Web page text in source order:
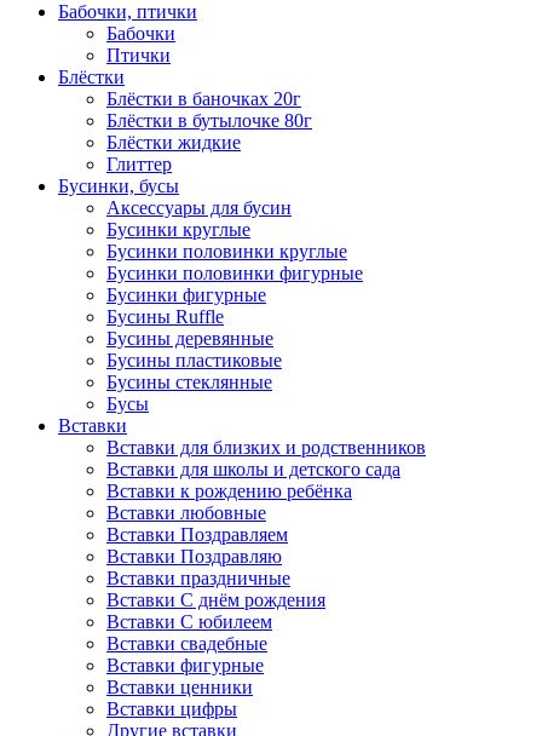
Бабочки, птички
Бабочки
Птички
Блёстки
Блёстки в баночках 20г
Блёстки в бутылочке 80г
Блёстки жидкие
Глиттер
Бусинки, бусы
Аксессуары для бусин
Бусинки круглые
Бусинки половинки круглые
Бусинки половинки фигурные
Бусинки фигурные
Бусины Ruffle
Бусины деревянные
Бусины пластиковые
Бусины стеклянные
Бусы
Вставки
Вставки для близких и родственников
Вставки для школы и детского сада
Вставки к рождению ребёнка
Вставки любовные
Вставки Поздравляем
Вставки Поздравляю
Вставки праздничные
Вставки С днём рождения
Вставки С юбилеем
Вставки свадебные
Вставки фигурные
Вставки ценники
Вставки цифры
Другие вставки